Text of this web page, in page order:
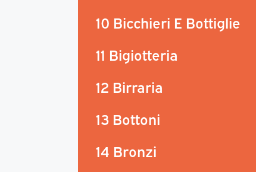
10 Bicchieri E Bottiglie
11 Bigiotteria
12 Birraria
13 Bottoni
14 Bronzi